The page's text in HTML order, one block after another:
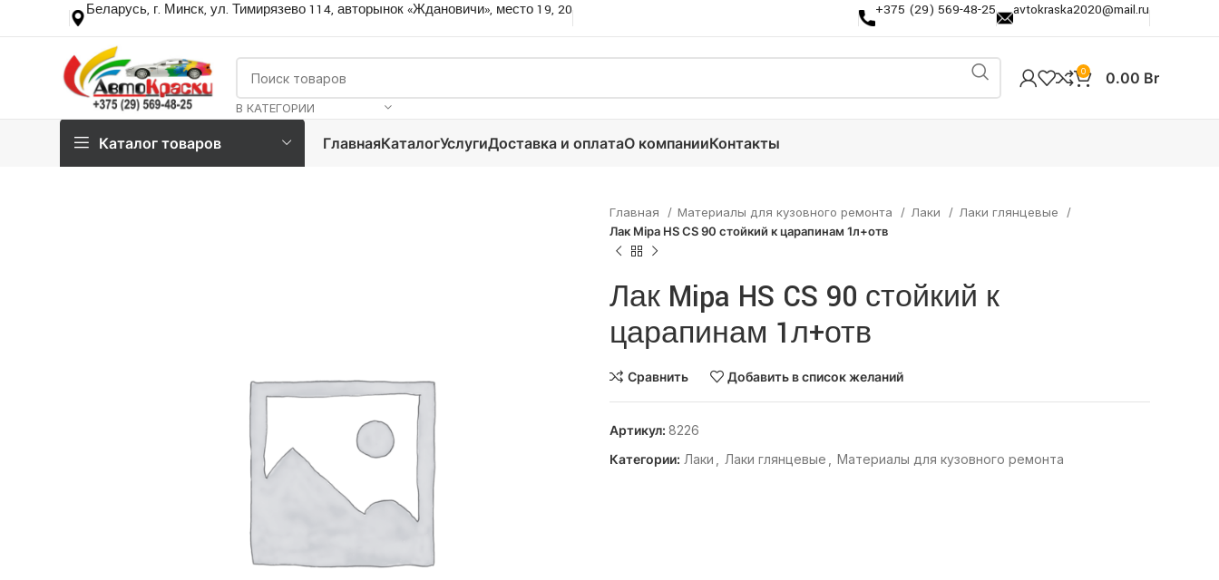
Беларусь, г. Минск, ул. Тимирязево 114, авторынок «Ждановичи», место 19, 20 +375 (29) 569-48-25 avtokraska2020@mail.ru
В КАТЕГОРИИ
0 0.00 Br
Каталог товаров ГлавнаяКаталогУслугиДоставка и оплатаО компанииКонтакты
Главная Материалы для кузовного ремонта Лаки
Лаки глянцевые
Лак Mipa HS CS 90 стойкий к царапинам 1л+отв
Лак Mipa HS CS 90 стойкий к
царапинам 1л+отв
Сравнить Добавить в список желаний
Артикул: 8226
Категории: Лаки Лаки глянцевые Материалы для кузовного ремонта